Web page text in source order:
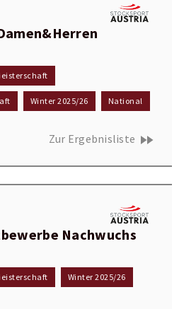
Winter 2025/26 National
Zur Ergebnisliste fast_forward
Nachwuchs
Winter 2025/26